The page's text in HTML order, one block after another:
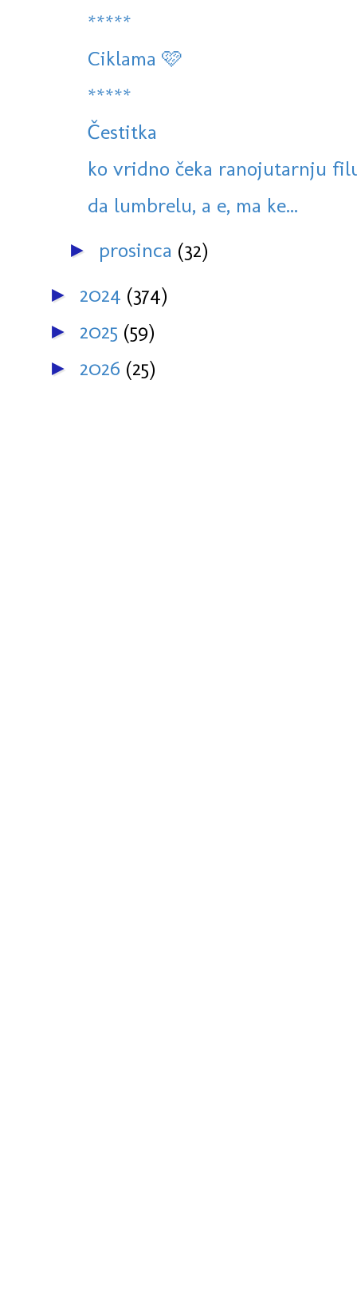
*****
Ciklama 🩷
*****
Čestitka
ko vridno čeka ranojutarnju
da lumbrelu, a e, ma ke...
► prosinca (32)
► 2024 (374)
► 2025 (59)
► 2026 (25)